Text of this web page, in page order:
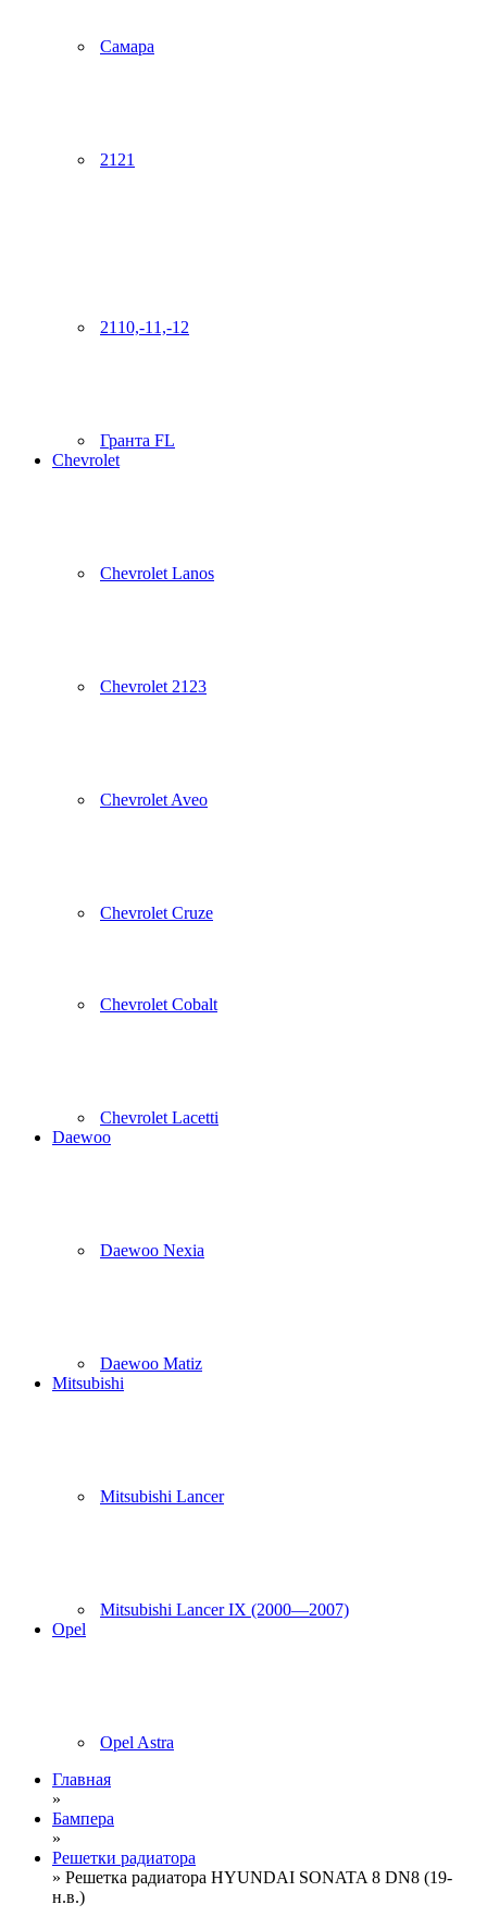
Самара
2121
2110,-11,-12
Гранта FL
Chevrolet
Chevrolet Lanos
Chevrolet 2123
Chevrolet Aveo
Chevrolet Cruze
Chevrolet Cobalt
Chevrolet Lacetti
Daewoo
Daewoo Nexia
Daewoo Matiz
Mitsubishi
Mitsubishi Lancer
Mitsubishi Lancer IX (2000—2007)
Opel
Opel Astra
Главная
»
Бампера
»
Решетки радиатора
» Решетка радиатора HYUNDAI SONATA 8 DN8 (19-
н.в.)